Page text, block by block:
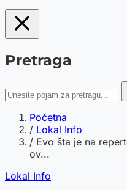
Pretraga
Početna
/ Lokal Info
/ Evo šta je na
ov...
Lokal Info